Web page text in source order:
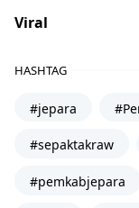
Viral
HASHTAG
#jepara
#sepaktakraw
#pemkabjepara